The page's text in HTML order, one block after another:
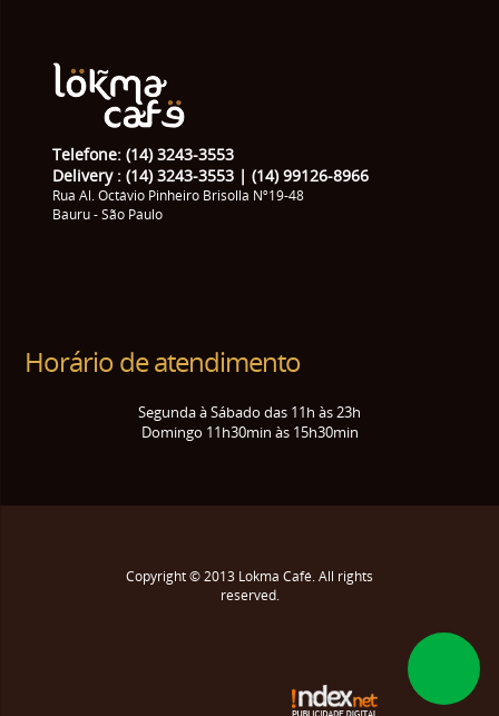
Telefone: (14) 3243-3553
Delivery : (14) 3243-3553 | (14) 99126-8966
Rua Al. Octávio Pinheiro Brisolla Nº19-48
Bauru - São Paulo
Horário de atendimento
Segunda à Sábado das 11h às 23h
Domingo 11h30min às 15h30min
Copyright © 2013 Lokma Café. All rights
reserved.